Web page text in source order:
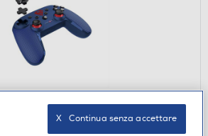
gaming wireless GXT542SM
SupermanX   Continua senza accettare